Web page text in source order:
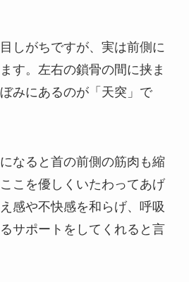
しがちですが、実は前側に
す。左右の鎖骨の間に挟ま
みにあるのが「天突」で
なると首の前側の筋肉も縮
こを優しくいたわってあげ
感や不快感を和らげ、呼吸
サポートをしてくれると言